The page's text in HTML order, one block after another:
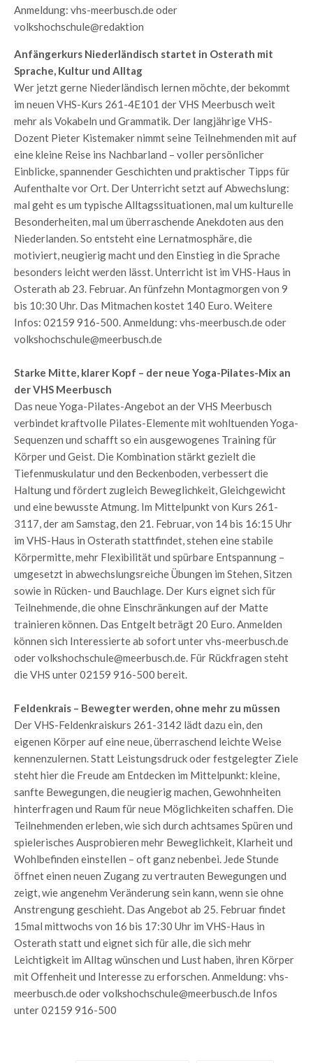
Anmeldung: vhs-meerbusch.de oder
volkshochschule@redaktion
Anfängerkurs Niederländisch startet in Osterath mit
Sprache, Kultur und Alltag
Wer jetzt gerne Niederländisch lernen möchte, der bekommt
im neuen VHS-Kurs 261-4E101 der VHS Meerbusch weit
mehr als Vokabeln und Grammatik. Der langjährige VHS-
Dozent Pieter Kistemaker nimmt seine Teilnehmenden mit auf
eine kleine Reise ins Nachbarland – voller persönlicher
Einblicke, spannender Geschichten und praktischer Tipps für
Aufenthalte vor Ort. Der Unterricht setzt auf Abwechslung:
mal geht es um typische Alltagssituationen, mal um kulturelle
Besonderheiten, mal um überraschende Anekdoten aus den
Niederlanden. So entsteht eine Lernatmosphäre, die
motiviert, neugierig macht und den Einstieg in die Sprache
besonders leicht werden lässt. Unterricht ist im VHS-Haus in
Osterath ab 23. Februar. An fünfzehn Montagmorgen von 9
bis 10:30 Uhr. Das Mitmachen kostet 140 Euro. Weitere
Infos: 02159 916-500. Anmeldung: vhs-meerbusch.de oder
volkshochschule@meerbusch.de
Starke Mitte, klarer Kopf – der neue Yoga-Pilates-Mix an
der VHS Meerbusch
Das neue Yoga-Pilates-Angebot an der VHS Meerbusch
verbindet kraftvolle Pilates-Elemente mit wohltuenden Yoga-
Sequenzen und schafft so ein ausgewogenes Training für
Körper und Geist. Die Kombination stärkt gezielt die
Tiefenmuskulatur und den Beckenboden, verbessert die
Haltung und fördert zugleich Beweglichkeit, Gleichgewicht
und eine bewusste Atmung. Im Mittelpunkt von Kurs 261-
3117, der am Samstag, den 21. Februar, von 14 bis 16:15 Uhr
im VHS-Haus in Osterath stattfindet, stehen eine stabile
Körpermitte, mehr Flexibilität und spürbare Entspannung –
umgesetzt in abwechslungsreiche Übungen im Stehen, Sitzen
sowie in Rücken- und Bauchlage. Der Kurs eignet sich für
Teilnehmende, die ohne Einschränkungen auf der Matte
trainieren können. Das Entgelt beträgt 20 Euro. Anmelden
können sich Interessierte ab sofort unter vhs-meerbusch.de
oder volkshochschule@meerbusch.de. Für Rückfragen steht
die VHS unter 02159 916-500 bereit.
Feldenkrais – Bewegter werden, ohne mehr zu müssen
Der VHS-Feldenkraiskurs 261-3142 lädt dazu ein, den
eigenen Körper auf eine neue, überraschend leichte Weise
kennenzulernen. Statt Leistungsdruck oder festgelegter Ziele
steht hier die Freude am Entdecken im Mittelpunkt: kleine,
sanfte Bewegungen, die neugierig machen, Gewohnheiten
hinterfragen und Raum für neue Möglichkeiten schaffen. Die
Teilnehmenden erleben, wie sich durch achtsames Spüren und
spielerisches Ausprobieren mehr Beweglichkeit, Klarheit und
Wohlbefinden einstellen – oft ganz nebenbei. Jede Stunde
öffnet einen neuen Zugang zu vertrauten Bewegungen und
zeigt, wie angenehm Veränderung sein kann, wenn sie ohne
Anstrengung geschieht. Das Angebot ab 25. Februar findet
15mal mittwochs von 16 bis 17:30 Uhr im VHS-Haus in
Osterath statt und eignet sich für alle, die sich mehr
Leichtigkeit im Alltag wünschen und Lust haben, ihren Körper
mit Offenheit und Interesse zu erforschen. Anmeldung: vhs-
meerbusch.de oder volkshochschule@meerbusch.de Infos
unter 02159 916-500